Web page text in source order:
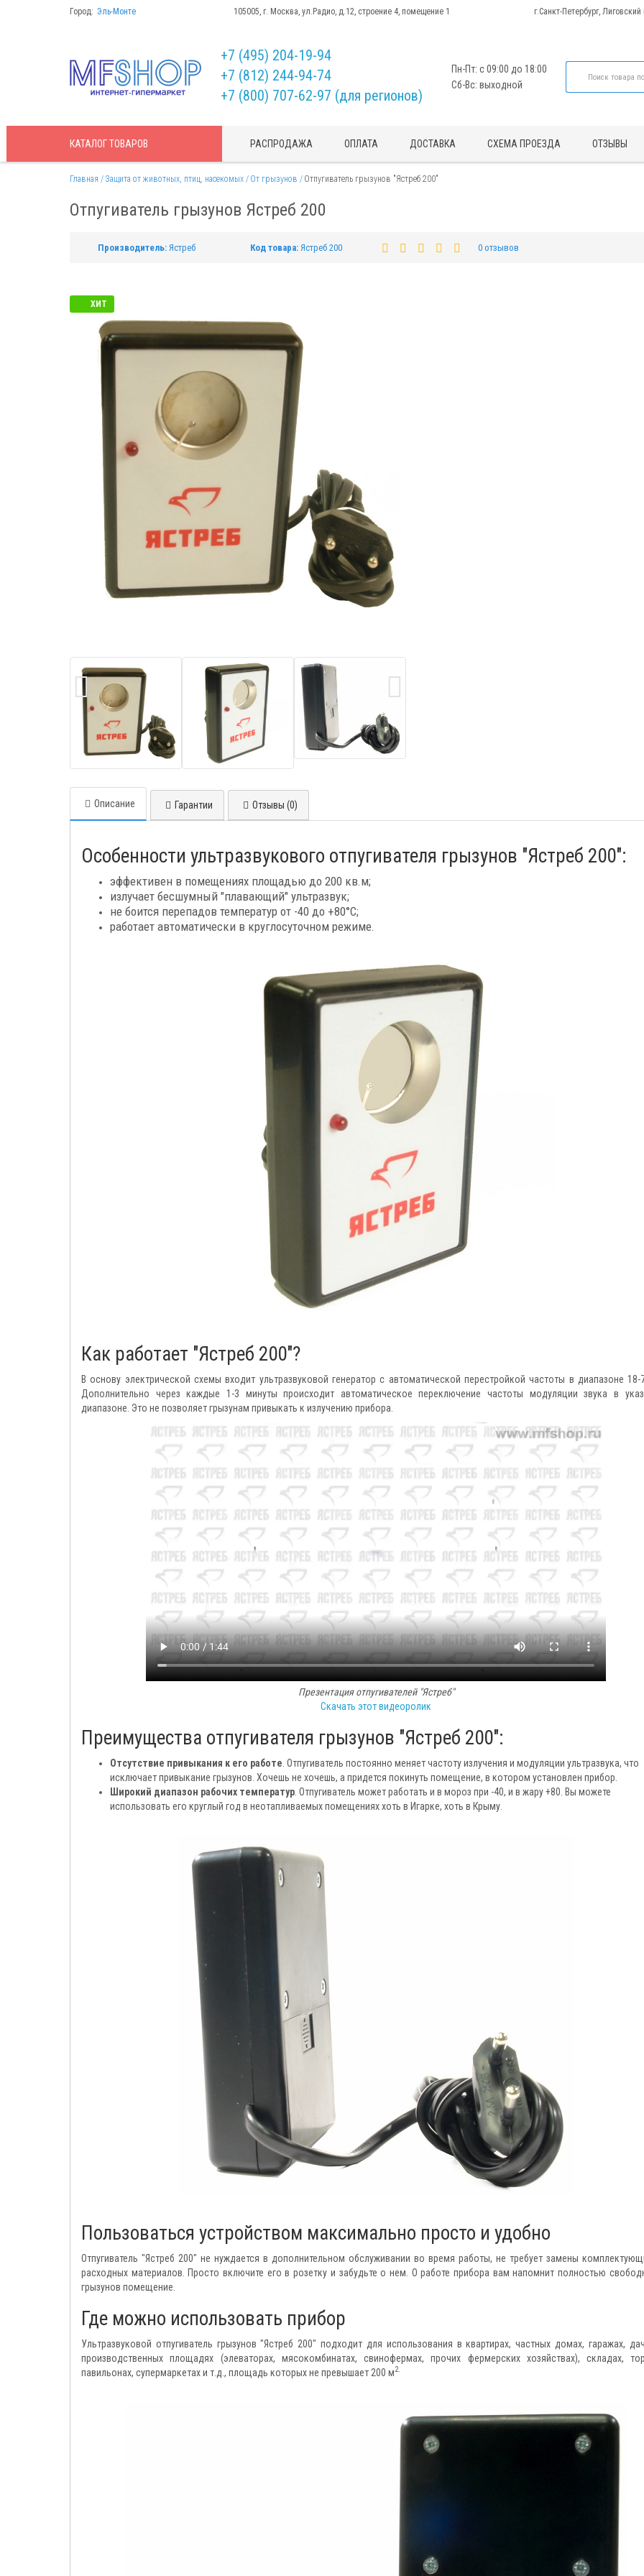
Город: Эль-Монте 105005, г. Москва, ул.Радио, д.12, строение 4, помещение 1 г.Санкт-Петербург,
+7 (495) 204-19-94
+7 (812) 244-94-74
+7 (800) 707-62-97 (для регионов)
Пн-Пт: с 09:00 до 18:00
Сб-Вс: выходной
КАТАЛОГТОВАРОВ РАСПРОДАЖА ОПЛАТА ДОСТАВКА СХЕМА ПРОЕЗДА ОТЗЫВЫ
Главная Защита от животных, птиц, насекомых От грызунов Отпугиватель грызунов "Ястреб 200"
Отпугиватель грызунов Ястреб 200
Производитель: Ястреб Код товара: Ястреб 200 0 отзывов
ХИТ
Описание Гарантии Отзывы (0)
Особенности ультразвукового отпугивателя грызунов "Ястреб 200":
эффективен в помещениях площадью до 200 кв.м;
излучает бесшумный "плавающий" ультразвук;
не боится перепадов температур от -40 до +80°C;
работает автоматически в круглосуточном режиме.
Как работает "Ястреб 200"?
В основу электрической схемы входит ультразвуковой генератор с автоматической перестройкой частоты в диапазоне 18-
Дополнительно через каждые 1-3 минуты происходит автоматическое переключение частоты модуляции звука в
диапазоне. Это не позволяет грызунам привыкать к излучению прибора.
Презентация отпугивателей "Ястреб"
Скачать этот видеоролик
Преимущества отпугивателя грызунов "Ястреб 200":
Отсутствие привыкания к его работе . Отпугиватель постоянно меняет частоту излучения и модуляции ультразвука, что
исключает привыкание грызунов. Хочешь не хочешь, а придется покинуть помещение, в котором установлен прибор.
Широкий диапазон рабочих температур . Отпугиватель может работать и в мороз при -40, и в жару +80. Вы можете
использовать его круглый год в неотапливаемых помещениях хоть в Игарке, хоть в Крыму.
Пользоваться устройством максимально просто и удобно
Отпугиватель "Ястреб 200" не нуждается в дополнительном обслуживании во время работы, не требует замены
расходных материалов. Просто включите его в розетку и забудьте о нем. О работе прибора вам напомнит полностью
грызунов помещение.
Где можно использовать прибор
Ультразвуковой отпугиватель грызунов "Ястреб 200" подходит для использования в квартирах, частных домах, гаражах,
производственных площадях (элеваторах, мясокомбинатах, свинофермах, прочих фермерских хозяйствах), складах,
павильонах, супермаркетах и т.д., площадь которых не превышает 200 м2.